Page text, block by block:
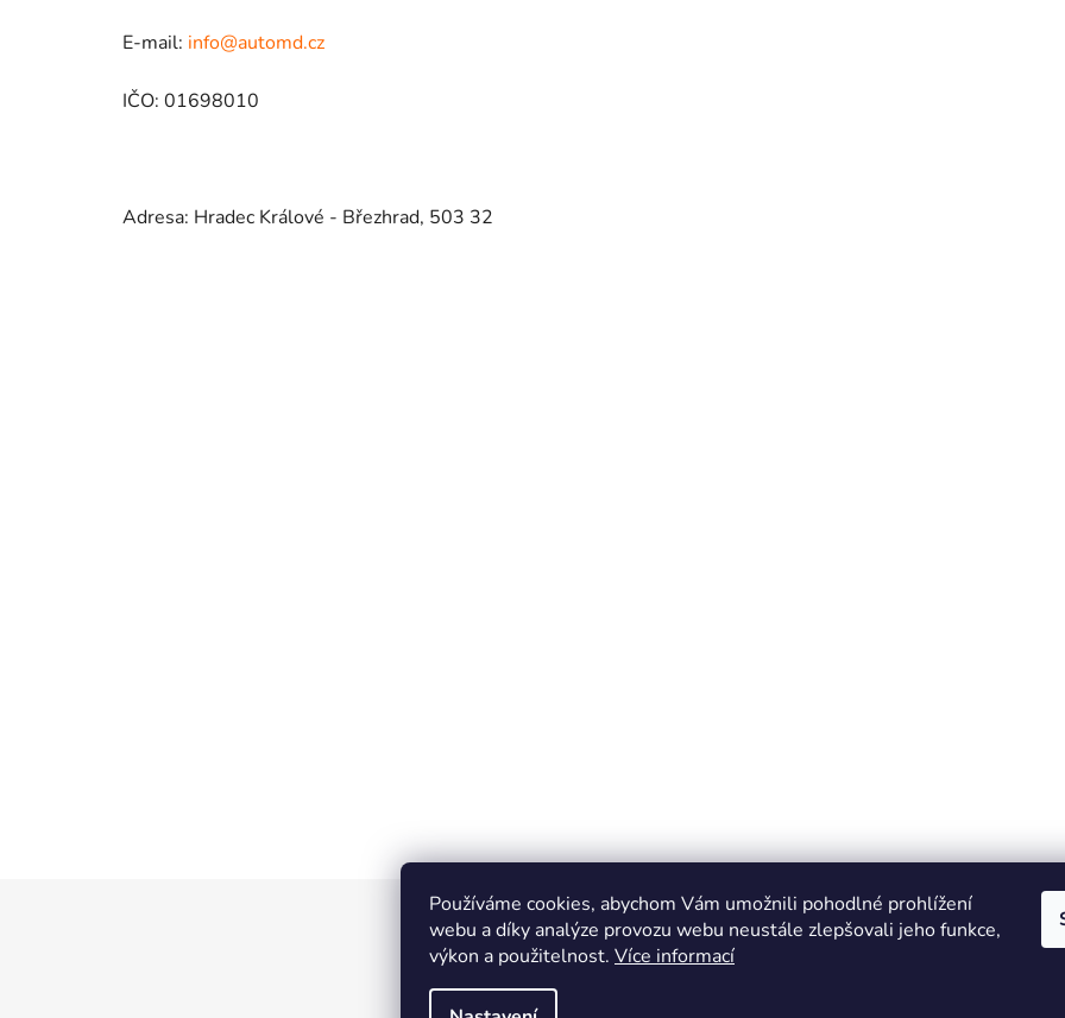
Používáme cookies, abychom Vám umožnili pohodlné prohlížení
webu a díky analýze provozu webu neustále zlepšovali jeho funkce,
výkon a použitelnost. Více informací
E-mail: info@automd.cz
IČO: 01698010
Adresa: Hradec Králové - Březhrad, 503 32
Online marketing zajišťuje společnost X-VISION